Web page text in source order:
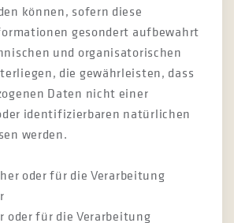
können, sofern diese
gesondert aufbewahrt
und organisatorischen
die gewährleisten, dass
Daten nicht einer
identifizierbaren natürlichen
werden.
oder für die Verarbeitung
oder für die Verarbeitung